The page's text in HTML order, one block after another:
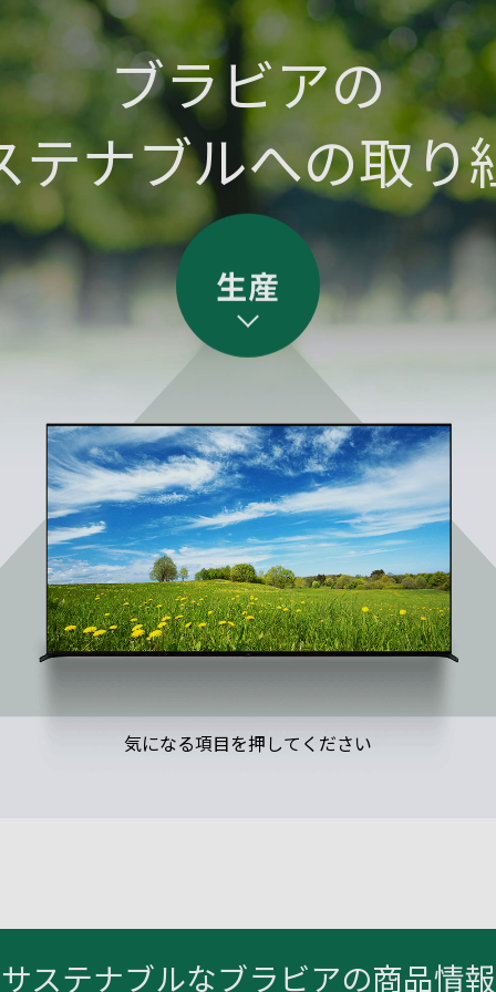
ブラビアの
テナブルへの取り
生産
気になる項目を押してください
サステナブルなブラビアの商品情報